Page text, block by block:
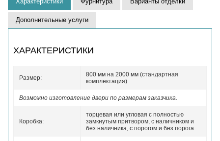
Дополнительные услуги
ХАРАКТЕРИСТИКИ
Размер:
800 мм на 2000 мм (стандартная
комплектация)
Возможно изготовление двери по размерам заказчика.
Коробка:
торцевая или угловая с полностью
замкнутым притвором, с наличником и
без наличника, с порогом и без порога